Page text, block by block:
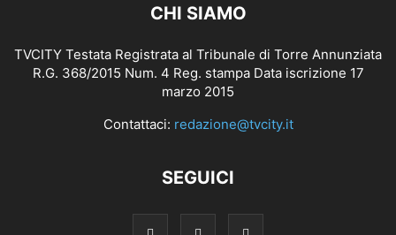
CHI SIAMO
TVCITY Testata Registrata al Tribunale di Torre Annunziata
R.G. 368/2015 Num. 4 Reg. stampa Data iscrizione 17
marzo 2015
Contattaci: redazione@tvcity.it
SEGUICI